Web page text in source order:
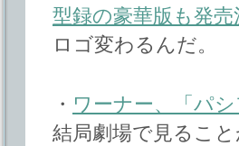
型録の豪華版も発売
ロゴ変わるんだ。
・ ワーナー、「パ
結局劇場で見るこ